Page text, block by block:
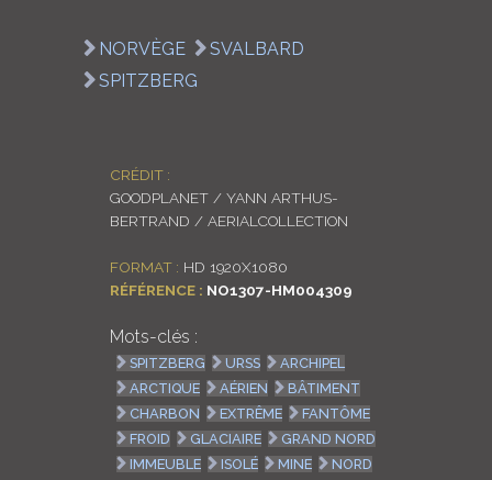
NORVÈGE
SVALBARD
SPITZBERG
CRÉDIT :
GOODPLANET / YANN ARTHUS-
BERTRAND / AERIALCOLLECTION
FORMAT : HD 1920X1080
RÉFÉRENCE : NO1307-HM004309
Mots-clés :
SPITZBERG URSS
ARCHIPEL
ARCTIQUE
AÉRIEN
BÂTIMENT
CHARBON
EXTRÊME
FANTÔME
FROID
GLACIAIRE
GRAND NORD
IMMEUBLE
ISOLÉ MINE
NORD